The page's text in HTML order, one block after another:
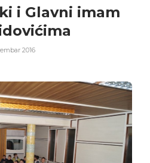
i Glavni imam
2016